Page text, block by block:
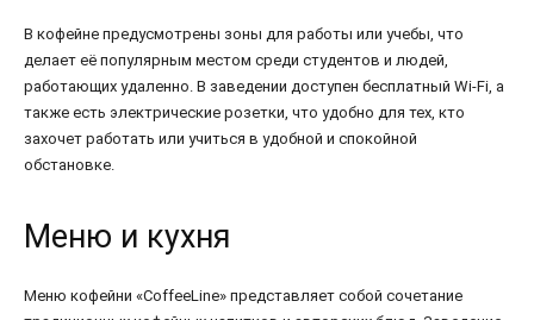
В кофейне предусмотрены зоны для работы или учебы, что
делает её популярным местом среди студентов и людей,
работающих удаленно. В заведении доступен бесплатный Wi-Fi, а
также есть электрические розетки, что удобно для тех, кто
захочет работать или учиться в удобной и спокойной
обстановке.
Меню и кухня
Меню кофейни «CoffeeLine» представляет собой сочетание